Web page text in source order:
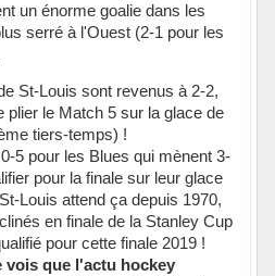
un énorme goalie dans les
serré à l'Ouest (2-1 pour les
St-Louis sont revenus à 2-2,
plier le Match 5 sur la glace de
tiers-temps) !
5 pour les Blues qui mènent 3-
pour la finale sur leur glace
Louis attend ça depuis 1970,
en finale de la Stanley Cup
pour cette finale 2019 !
vois que l'actu hockey